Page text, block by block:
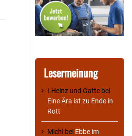
Lesermeinung
I.Heinz und Gatte bei
Eine Ära ist zu Ende in
Rott
Michl bei Ebbe im